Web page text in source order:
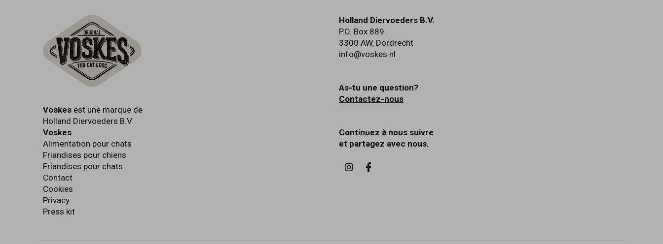
Voskes est une marque de
Holland Diervoeders B.V.
Holland Diervoeders B.V.
P.O. Box 889
3300 AW, Dordrecht
info@voskes.nl
As-tu une question?
Contactez-nous
Voskes
Alimentation pour chats
Friandises pour chiens
Friandises pour chats
Contact
Cookies
Privacy
Press kit
Continuez à nous suivre
et partagez avec nous.